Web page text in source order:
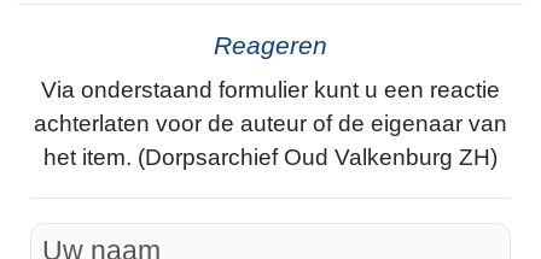
Reageren
Via onderstaand formulier kunt u een reactie
achterlaten voor de auteur of de eigenaar van
het item. (Dorpsarchief Oud Valkenburg ZH)